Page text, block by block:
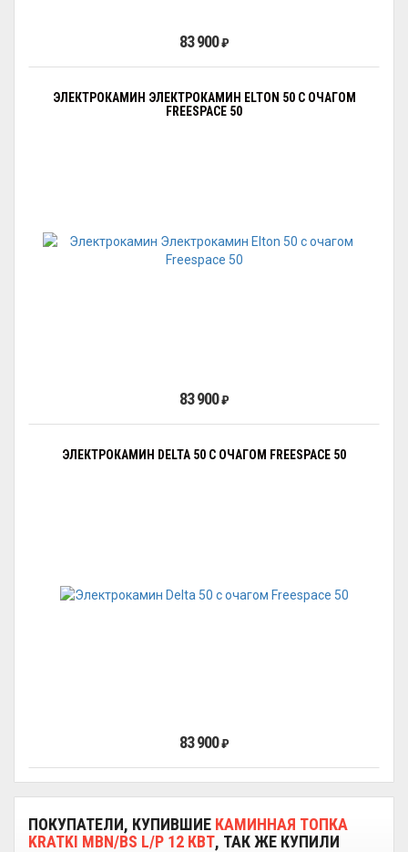
83 900₽
ЭЛЕКТРОКАМИН ЭЛЕКТРОКАМИН ELTON 50 С ОЧАГОМ
FREESPAСE 50
83 900₽
ЭЛЕКТРОКАМИН DELTA 50 С ОЧАГОМ FREESPAСE 50
83 900₽
ПОКУПАТЕЛИ, КУПИВШИЕ КАМИННАЯ ТОПКА
KRATKI MBN/BS L/P 12 КВТ, ТАК ЖЕ КУПИЛИ